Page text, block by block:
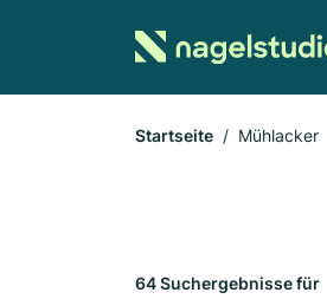
Startseite Mühlacker
64 Suchergebnisse für